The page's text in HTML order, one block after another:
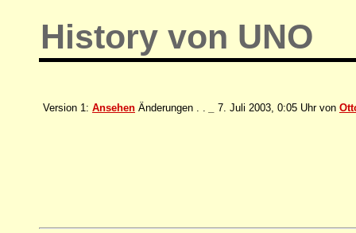
History von UNO
Version 1: Ansehen Änderungen . . 7. Juli 2003, 0:05 Uhr von